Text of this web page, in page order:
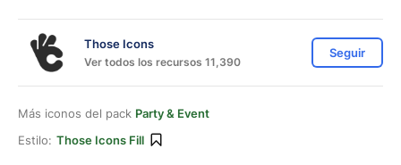
Those Icons
Ver todos los recursos 11,390
Seguir
Más iconos del pack Party & Event
Estilo: Those Icons Fill